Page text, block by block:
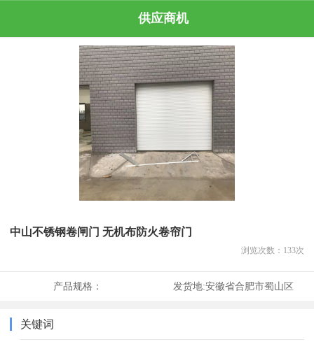
供应商机
中山不锈钢卷闸门 无机布防火卷帘门
浏览次数： 133次
产品规格： 发货地:安徽省合肥市蜀山区
关键词